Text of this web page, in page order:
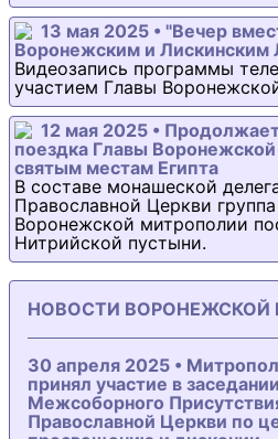
13 мая 2025 • "Вечер
Воронежским и Лискинским
Видеозапись программы
участием Главы
12 мая 2025 •
поездка Главы
святым местам Египта
В составе монашеской
Православной Церкви
Воронежской митрополии
Нитрийской пустыни.
НОВОСТИ ВОРОНЕЖСКОЙ
30 апреля 2025 •
принял участие в
Межсоборного
Православной Церкви по